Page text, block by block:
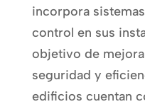
incorpora
control en sus
objetivo de
seguridad y
edificios cuentan